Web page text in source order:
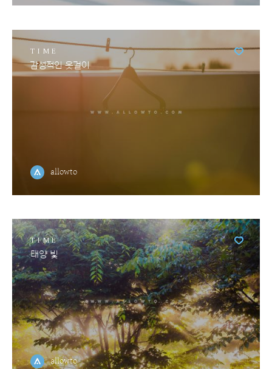
TIME
감성적인 옷걸이
allowto
TIME
태양 빛
allowto